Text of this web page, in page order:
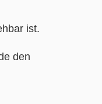
ist.
den